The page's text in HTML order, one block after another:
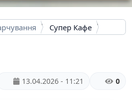
Супер Кафе
13.04.2026 - 11:21 0